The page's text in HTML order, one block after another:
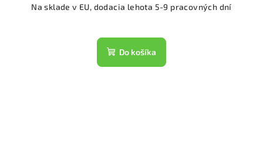
Na sklade v EU, dodacia lehota 5-9 pracovných dní
Do košíka